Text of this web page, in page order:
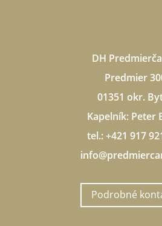
DH
Predmier
01351 okr.
Kapelník: Peter
tel.: +421 917
Podrobné